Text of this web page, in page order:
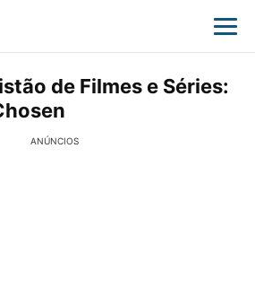
de Filmes e Séries:
ANÚNCIOS